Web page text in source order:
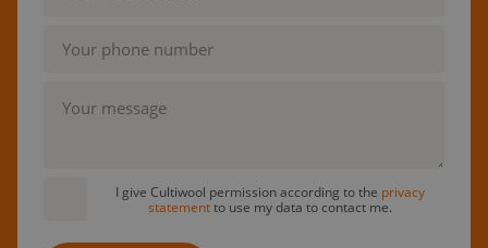
I give Cultiwool permission according to the privacy
statementto use my data to contact me.